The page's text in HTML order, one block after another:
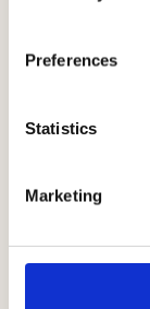
Preferences
Statistics
Marketing